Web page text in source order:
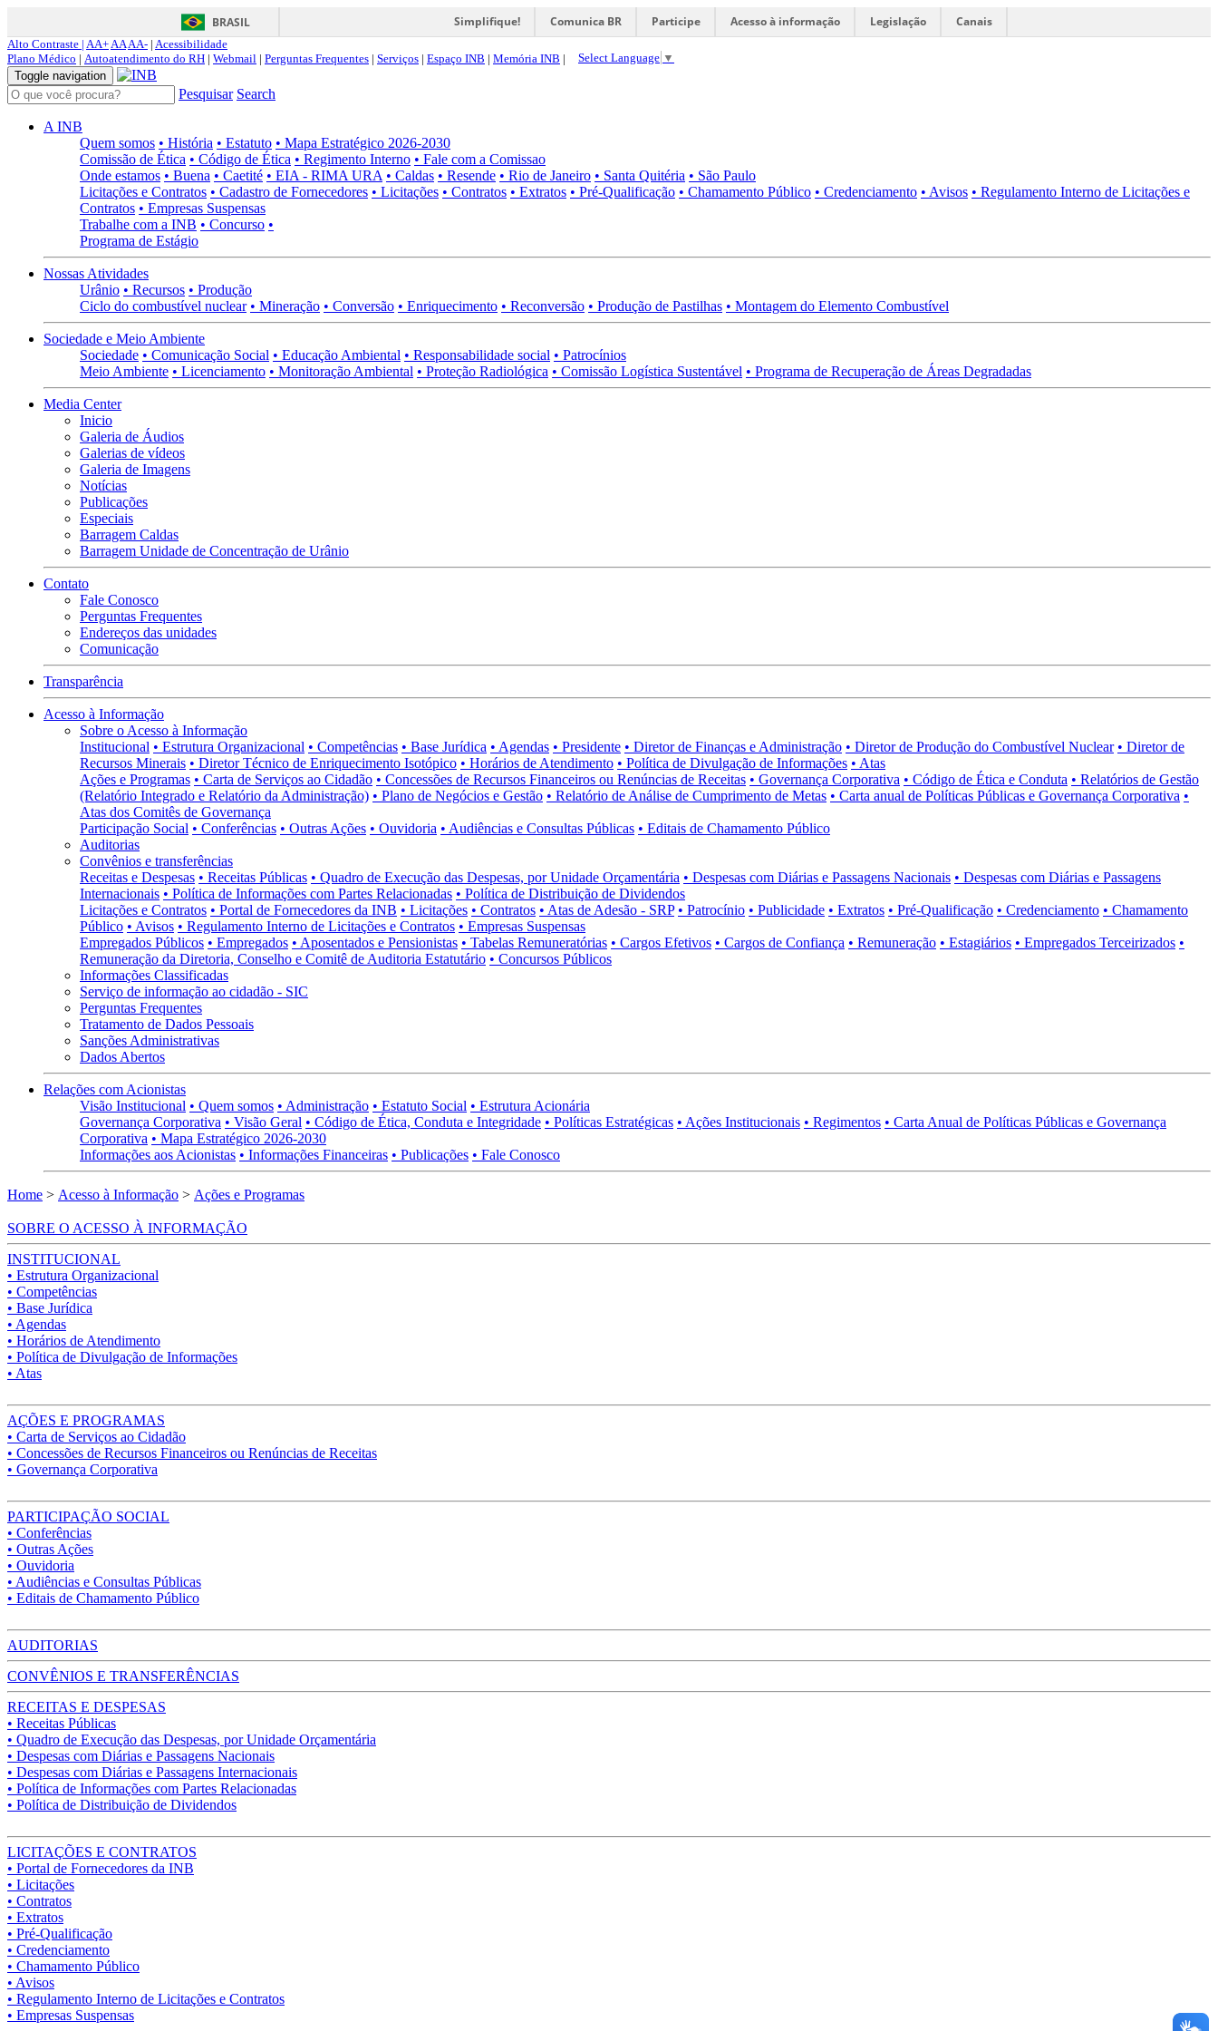
BRASIL Simplifique! Comunica BR Participe Acesso à informação Legislação Canais
Alto Contraste | AA+AAAA- | Acessibilidade
Plano Médico | Autoatendimento do RH | Webmail | Perguntas Frequentes | Serviços | Espaço INB | Memória INB | Select Language ▼
Toggle navigation
Pesquisar Search
A INB
Quem somos • História • Estatuto • Mapa Estratégico 2026-2030
Comissão de Ética • Código de Ética • Regimento Interno • Fale com a Comissao
Onde estamos • Buena • Caetité • EIA - RIMA URA • Caldas • Resende • Rio de Janeiro • Santa Quitéria • São Paulo
Licitações e Contratos • Cadastro de Fornecedores • Licitações • Contratos • Extratos • Pré-Qualificação • Chamamento Público • Credenciamento • Avisos • Regulamento Interno de Licitações e
Contratos • Empresas Suspensas
Trabalhe com a INB • Concurso •
Programa de Estágio
Nossas Atividades
Urânio • Recursos • Produção
Ciclo do combustível nuclear • Mineração • Conversão • Enriquecimento • Reconversão • Produção de Pastilhas • Montagem do Elemento Combustível
Sociedade e Meio Ambiente
Sociedade • Comunicação Social • Educação Ambiental • Responsabilidade social • Patrocínios
Meio Ambiente • Licenciamento • Monitoração Ambiental • Proteção Radiológica • Comissão Logística Sustentável • Programa de Recuperação de Áreas Degradadas
Media Center
Inicio
Galeria de Áudios
Galerias de vídeos
Galeria de Imagens
Notícias
Publicações
Especiais
Barragem Caldas
Barragem Unidade de Concentração de Urânio
Contato
Fale Conosco
Perguntas Frequentes
Endereços das unidades
Comunicação
Transparência
Acesso à Informação
Sobre o Acesso à Informação
Institucional • Estrutura Organizacional • Competências • Base Jurídica • Agendas • Presidente • Diretor de Finanças e Administração • Diretor de Produção do Combustível Nuclear • Diretor de
Recursos Minerais • Diretor Técnico de Enriquecimento Isotópico • Horários de Atendimento • Política de Divulgação de Informações • Atas
Ações e Programas • Carta de Serviços ao Cidadão • Concessões de Recursos Financeiros ou Renúncias de Receitas • Governança Corporativa • Código de Ética e Conduta • Relatórios de Gestão
(Relatório Integrado e Relatório da Administração) • Plano de Negócios e Gestão • Relatório de Análise de Cumprimento de Metas • Carta anual de Políticas Públicas e Governança Corporativa •
Atas dos Comitês de Governança
Participação Social • Conferências • Outras Ações • Ouvidoria • Audiências e Consultas Públicas • Editais de Chamamento Público
Auditorias
Convênios e transferências
Receitas e Despesas • Receitas Públicas • Quadro de Execução das Despesas, por Unidade Orçamentária • Despesas com Diárias e Passagens Nacionais • Despesas com Diárias e Passagens
Internacionais • Política de Informações com Partes Relacionadas • Política de Distribuição de Dividendos
Licitações e Contratos • Portal de Fornecedores da INB • Licitações • Contratos • Atas de Adesão - SRP • Patrocínio • Publicidade • Extratos • Pré-Qualificação • Credenciamento • Chamamento
Público • Avisos • Regulamento Interno de Licitações e Contratos • Empresas Suspensas
Empregados Públicos • Empregados • Aposentados e Pensionistas • Tabelas Remuneratórias • Cargos Efetivos • Cargos de Confiança • Remuneração • Estagiários • Empregados Terceirizados •
Remuneração da Diretoria, Conselho e Comitê de Auditoria Estatutário • Concursos Públicos
Informações Classificadas
Serviço de informação ao cidadão - SIC
Perguntas Frequentes
Tratamento de Dados Pessoais
Sanções Administrativas
Dados Abertos
Relações com Acionistas
Visão Institucional • Quem somos • Administração • Estatuto Social • Estrutura Acionária
Governança Corporativa • Visão Geral • Código de Ética, Conduta e Integridade • Políticas Estratégicas • Ações Institucionais • Regimentos • Carta Anual de Políticas Públicas e Governança
Corporativa • Mapa Estratégico 2026-2030
Informações aos Acionistas • Informações Financeiras • Publicações • Fale Conosco
Home > Acesso à Informação > Ações e Programas
SOBRE O ACESSO À INFORMAÇÃO
INSTITUCIONAL
• Estrutura Organizacional
• Competências
• Base Jurídica
• Agendas
• Horários de Atendimento
• Política de Divulgação de Informações
• Atas
AÇÕES E PROGRAMAS
• Carta de Serviços ao Cidadão
• Concessões de Recursos Financeiros ou Renúncias de Receitas
• Governança Corporativa
PARTICIPAÇÃO SOCIAL
• Conferências
• Outras Ações
• Ouvidoria
• Audiências e Consultas Públicas
• Editais de Chamamento Público
AUDITORIAS
CONVÊNIOS E TRANSFERÊNCIAS
RECEITAS E DESPESAS
• Receitas Públicas
• Quadro de Execução das Despesas, por Unidade Orçamentária
• Despesas com Diárias e Passagens Nacionais
• Despesas com Diárias e Passagens Internacionais
• Política de Informações com Partes Relacionadas
• Política de Distribuição de Dividendos
LICITAÇÕES E CONTRATOS
• Portal de Fornecedores da INB
• Licitações
• Contratos
• Extratos
• Pré-Qualificação
• Credenciamento
• Chamamento Público
• Avisos
• Regulamento Interno de Licitações e Contratos
• Empresas Suspensas